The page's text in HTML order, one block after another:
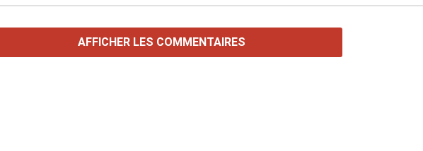
AFFICHER LES COMMENTAIRES